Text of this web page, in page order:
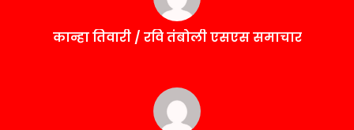
कान्हा तिवारी / रवि तंबोली एसएस समाचार